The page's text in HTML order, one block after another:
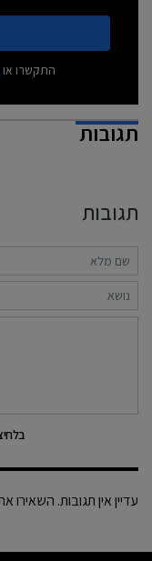
התקשרו או
תגובות
תגובות
עדיין אין תגובות.